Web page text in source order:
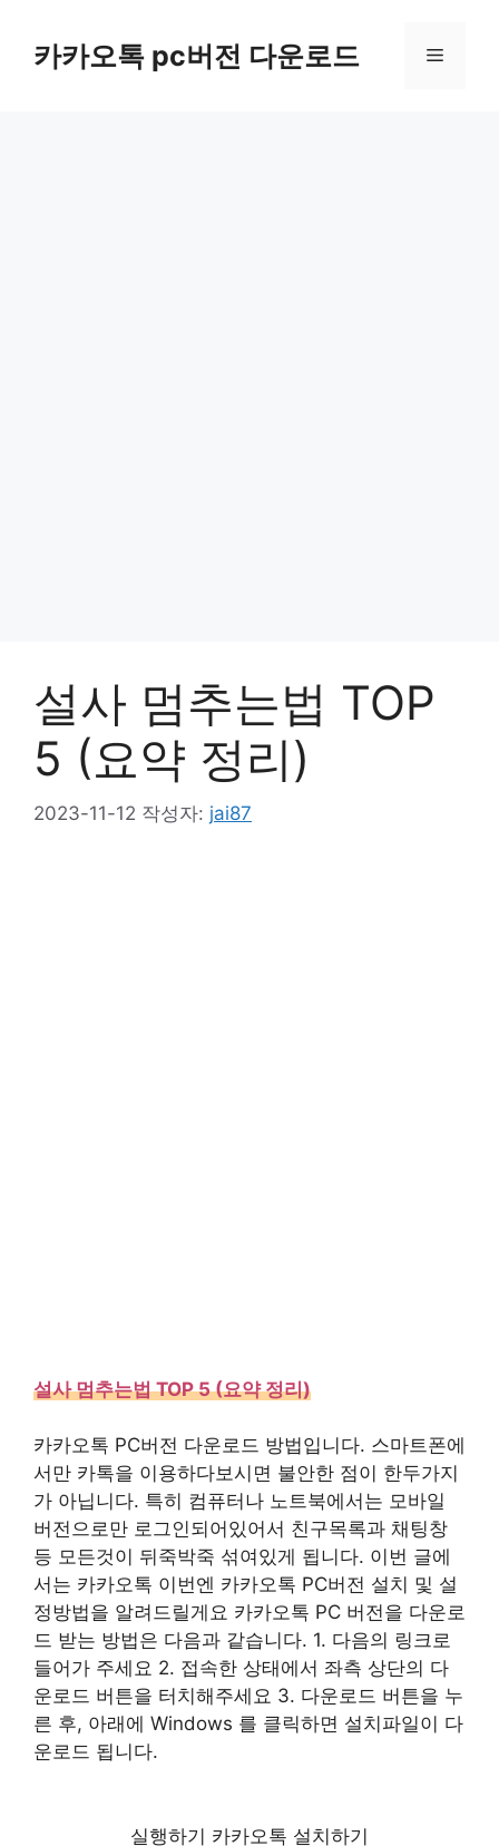
카카오톡 pc버전 다운로드 메
설사 멈추는법 TOP
5 (요약 정리)
2023-11-12 작성자: jai87
설사 멈추는법 TOP 5 (요약 정리)
카카오톡 PC버전 다운로드 방법입니다. 스마트폰에
서만 카톡을 이용하다보시면 불안한 점이 한두가지
가 아닙니다. 특히 컴퓨터나 노트북에서는 모바일
버전으로만 로그인되어있어서 친구목록과 채팅창
등 모든것이 뒤죽박죽 섞여있게 됩니다. 이번 글에
서는 카카오톡 이번엔 카카오톡 PC버전 설치 및 설
정방법을 알려드릴게요 카카오톡 PC 버전을 다운로
드 받는 방법은 다음과 같습니다. 1. 다음의 링크로
들어가 주세요 2. 접속한 상태에서 좌측 상단의 다
운로드 버튼을 터치해주세요 3. 다운로드 버튼을 누
른 후, 아래에 Windows 를 클릭하면 설치파일이 다
운로드 됩니다.
실행하기 카카오톡 설치하기